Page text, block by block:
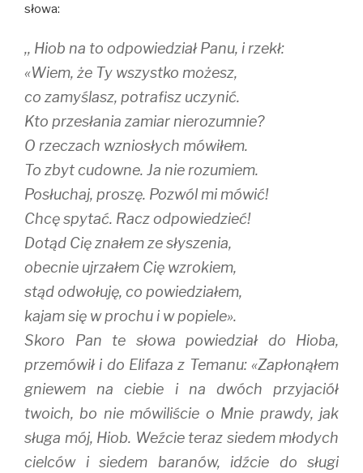
słowa:
,, Hiob na to odpowiedział Panu, i rzekł:
«Wiem, że Ty wszystko możesz,
co zamyślasz, potrafisz uczynić.
Kto przesłania zamiar nierozumnie?
O rzeczach wzniosłych mówiłem.
To zbyt cudowne. Ja nie rozumiem.
Posłuchaj, proszę. Pozwól mi mówić!
Chcę spytać. Racz odpowiedzieć!
Dotąd Cię znałem ze słyszenia,
obecnie ujrzałem Cię wzrokiem,
stąd odwołuję, co powiedziałem,
kajam się w prochu i w popiele».
Skoro Pan te słowa powiedział do Hioba,
przemówił i do Elifaza z Temanu: «Zapłonąłem
gniewem na ciebie i na dwóch przyjaciół
twoich, bo nie mówiliście o Mnie prawdy, jak
sługa mój, Hiob. Weźcie teraz siedem młodych
cielców i siedem baranów, idźcie do sługi